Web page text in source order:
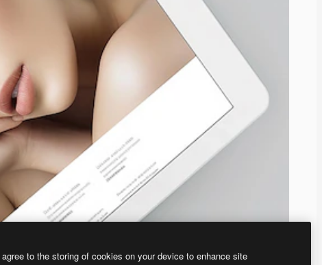
to the storing of cookies on your device to enhance site